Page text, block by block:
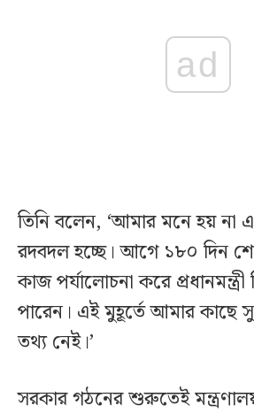
ad
তিনি বলেন, ‘আমার মনে হয়
রদবদল হচ্ছে। আগে ১৮০ দিন
কাজ পর্যালোচনা করে প্রধানমন্ত্রী
পারেন। এই মুহূর্তে আমার কাছে
তথ্য নেই।’
সরকার গঠনের শুরুতেই